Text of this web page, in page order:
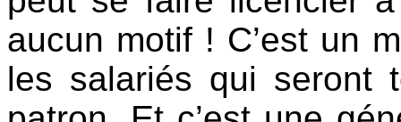
aucun motif ! C’est un
les salariés qui seront